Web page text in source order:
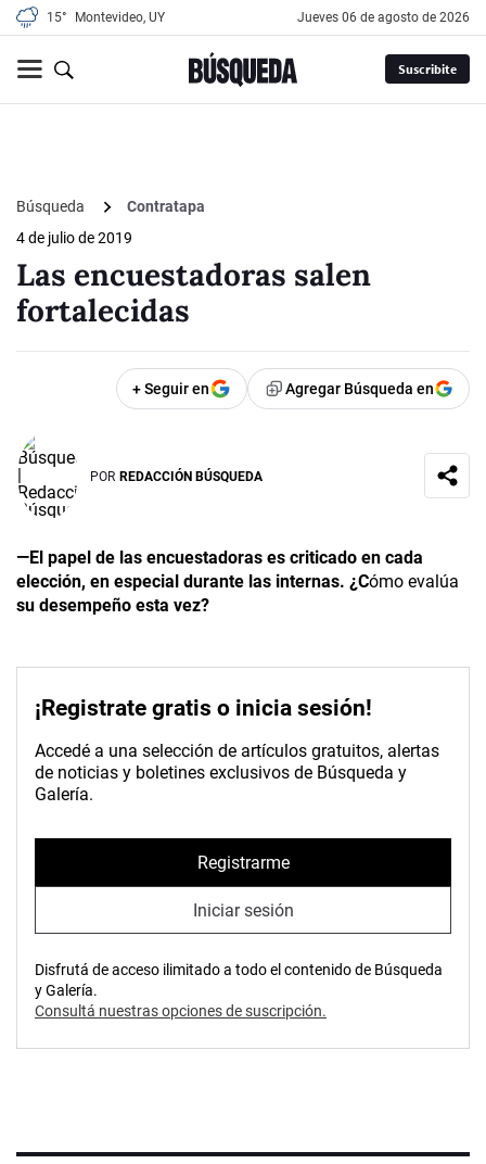
15° Montevideo, UY jueves 06 de agosto de 2026
Suscribite
Búsqueda
Contratapa
4 de julio de 2019
Las encuestadoras salen
fortalecidas
+ Seguir en Agregar Búsqueda en
POR REDACCIÓN BÚSQUEDA
—El papel de las encuestadoras es criticado en cada
elección, en especial durante las internas. ¿Cómo evalúa
su desempeño esta vez?
¡Registrate gratis o inicia sesión!
Accedé a una selección de artículos gratuitos, alertas
de noticias y boletines exclusivos de Búsqueda y
Galería.
Registrarme
Iniciar sesión
Disfrutá de acceso ilimitado a todo el contenido de Búsqueda
y Galería.
Consultá nuestras opciones de suscripción.